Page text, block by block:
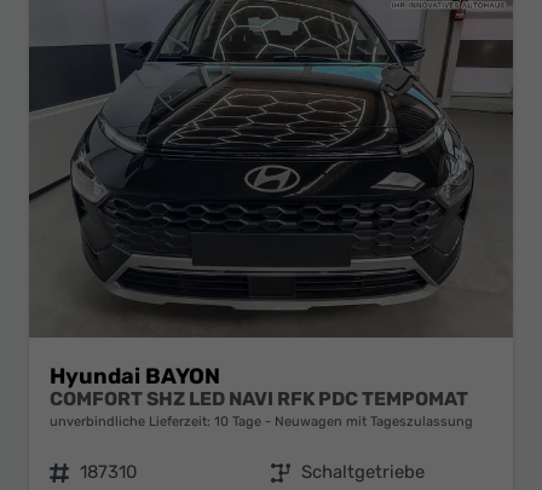
Hyundai BAYON
COMFORT SHZ LED NAVI RFK PDC TEMPOMAT
unverbindliche Lieferzeit: 10 Tage Neuwagen mit Tageszulassung
Fahrzeugnr. 187310 Getriebe Schaltgetriebe